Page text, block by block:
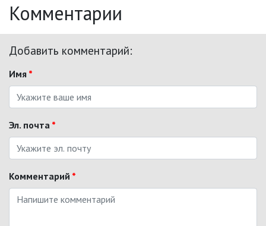
Комментарии
Добавить комментарий:
Имя *
Эл. почта *
Комментарий *